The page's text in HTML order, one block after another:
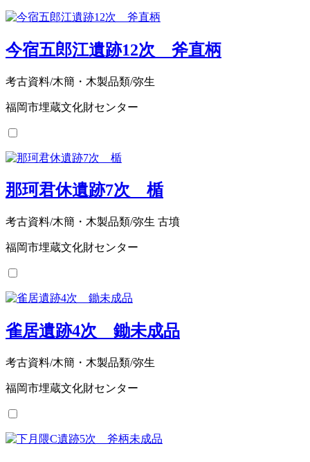
今宿五郎江遺跡12次 斧直柄
考古資料/木簡・木製品類/弥生
福岡市埋蔵文化財センター
那珂君休遺跡7次 楯
考古資料/木簡・木製品類/弥生 古墳
福岡市埋蔵文化財センター
雀居遺跡4次 鋤未成品
考古資料/木簡・木製品類/弥生
福岡市埋蔵文化財センター